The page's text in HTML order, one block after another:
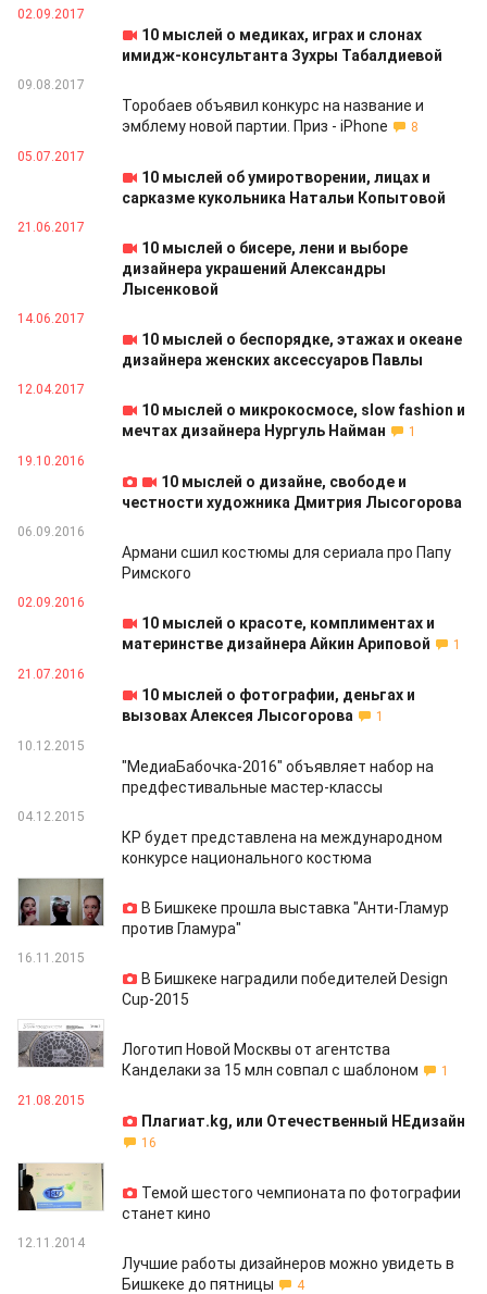
02.09.2017
10 мыслей о медиках, играх и слонах
имидж-консультанта Зухры Табалдиевой
09.08.2017
Торобаев объявил конкурс на название и
эмблему новой партии. Приз - iPhone
8
05.07.2017
10 мыслей об умиротворении, лицах и
сарказме кукольника Натальи Копытовой
21.06.2017
10 мыслей о бисере, лени и выборе
дизайнера украшений Александры
Лысенковой
14.06.2017
10 мыслей о беспорядке, этажах и океане
дизайнера женских аксессуаров Павлы
12.04.2017
10 мыслей о микрокосмосе, slow fashion и
мечтах дизайнера Нургуль Найман
1
19.10.2016
10 мыслей о дизайне, свободе и
честности художника Дмитрия Лысогорова
06.09.2016
Армани сшил костюмы для сериала про Папу
Римского
02.09.2016
10 мыслей о красоте, комплиментах и
материнстве дизайнера Айкин Ариповой
1
21.07.2016
10 мыслей о фотографии, деньгах и
вызовах Алексея Лысогорова
1
10.12.2015
"МедиаБабочка-2016" объявляет набор на
предфестивальные мастер-классы
04.12.2015
КР будет представлена на международном
конкурсе национального костюма
В Бишкеке прошла выставка "Анти-Гламур
против Гламура"
16.11.2015
В Бишкеке наградили победителей Design
Cup-2015
20.10.2015
Логотип Новой Москвы от агентства
Канделаки за 15 млн совпал с шаблоном
1
21.08.2015
Плагиат.kg, или Отечественный НЕдизайн
16
30.04.2015
Темой шестого чемпионата по фотографии
станет кино
12.11.2014
Лучшие работы дизайнеров можно увидеть в
Бишкеке до пятницы
4